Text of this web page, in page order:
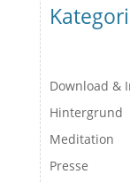
Download &
Hintergrund
Meditation
Presse